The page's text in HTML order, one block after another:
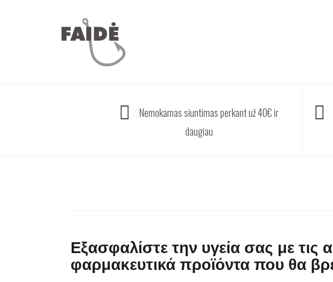
Nemokamas siuntimas perkant už 40€ ir
daugiau
Εξασφαλίστε την υγεία σας με τις
φαρμακευτικά προϊόντα που θα